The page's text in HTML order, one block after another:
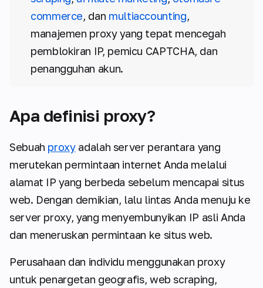
commerce, dan multiaccounting,
manajemen proxy yang tepat mencegah
pemblokiran IP, pemicu CAPTCHA, dan
penangguhan akun.
Apa definisi proxy?
Sebuah proxyadalah server perantara yang
merutekan permintaan internet Anda melalui
alamat IP yang berbeda sebelum mencapai situs
web. Dengan demikian, lalu lintas Anda menuju ke
server proxy, yang menyembunyikan IP asli Anda
dan meneruskan permintaan ke situs web.
Perusahaan dan individu menggunakan proxy
untuk penargetan geografis, web scraping,